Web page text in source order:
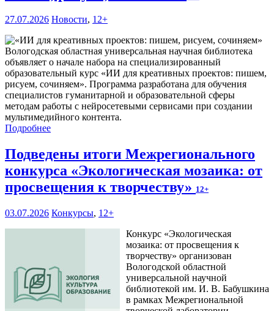
27.07.2026 Новости, 12+
Вологодская областная универсальная научная библиотека
объявляет о начале набора на специализированный
образовательный курс «ИИ для креативных проектов: пишем,
рисуем, сочиняем». Программа разработана для обучения
специалистов гуманитарной и образовательной сферы
методам работы с нейросетевыми сервисами при создании
мультимедийного контента.
Подробнее
Подведены итоги Межрегионального
конкурса «Экологическая мозаика: от
просвещения к творчеству» 12+
03.07.2026 Конкурсы, 12+
Конкурс «Экологическая
мозаика: от просвещения к
творчеству» организован
Вологодской областной
универсальной научной
библиотекой им. И. В. Бабушкина
в рамках Межрегиональной